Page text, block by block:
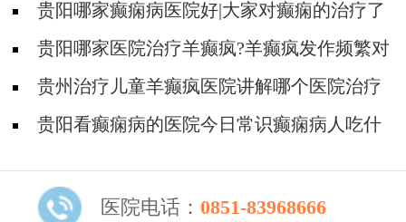
对身体有影响吗?
贵阳哪家癫痫病医院好|大家对癫痫的治疗了
解吗?贵阳哪家医院治疗羊癫疯?羊癫疯发作频繁对
身体有什么危害?
贵州治疗儿童羊癫疯医院讲解哪个医院治疗
羊儿疯好?
贵阳看癫痫病的医院今日常识癫痫病人吃什
医院电话： 0851-83968666